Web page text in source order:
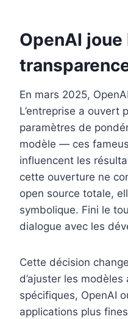
OpenAI
En mars 2025,
L’entreprise a ouvert
paramètres de
modèle — ces
influencent les
cette ouverture ne
open source totale,
symbolique. Fini le
dialogue avec les
Cette décision
d’ajuster les
spécifiques, OpenAI
applications plus